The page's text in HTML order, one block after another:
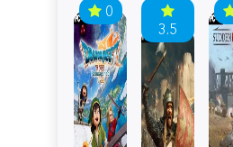
0
3.5